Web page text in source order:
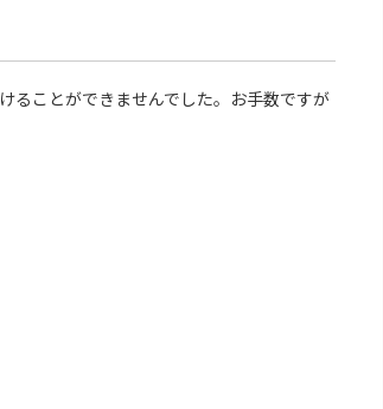
ることができませんでした。お手数ですが